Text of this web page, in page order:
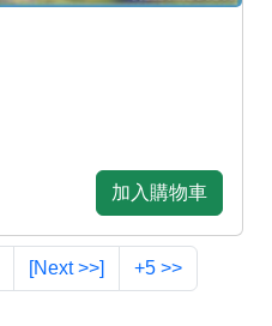
加入購物車
[Next >>] +5 >>